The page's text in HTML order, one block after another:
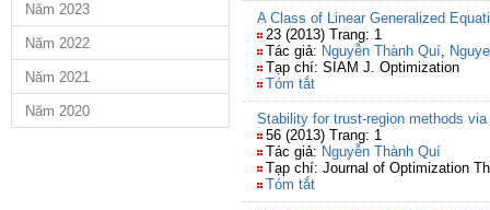
Năm 2023
Năm 2022
Năm 2021
Năm 2020
A Class of Linear Generalized
23 (2013) Trang: 1
Tác giả: Nguyễn Thành Quí,
Tạp chí: SIAM J. Optimization
Tóm tắt
Stability for trust-region methods
56 (2013) Trang: 1
Tác giả: Nguyễn Thành Quí
Tạp chí: Journal of Optimization
Tóm tắt